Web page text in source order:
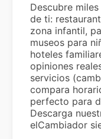
Descubre
de ti:
zona infantil,
museos para
hoteles
opiniones
servicios
compara
perfecto para
Descarga
elCambiador